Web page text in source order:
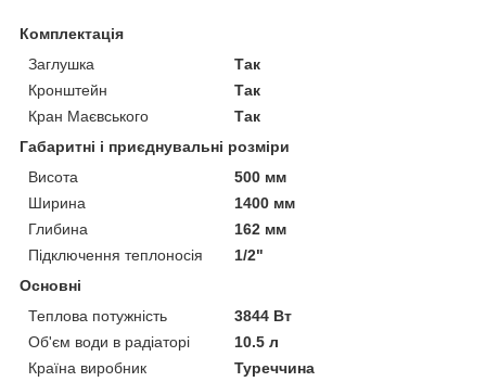
Комплектація
Заглушка
Так
Кронштейн
Так
Кран Маєвського
Так
Габаритні і приєднувальні розміри
Висота
500 мм
Ширина
1400 мм
Глибина
162 мм
Підключення теплоносія
1/2"
Основні
Теплова потужність
3844 Вт
Об'єм води в радіаторі
10.5 л
Країна виробник
Туреччина